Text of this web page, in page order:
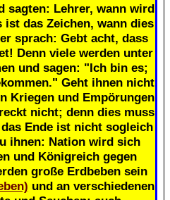
sagten: Lehrer, wann wird
ist das Zeichen, wann dies
sprach: Gebt acht, dass
Denn viele werden unter
und sagen: "Ich bin es;
Geht ihnen nicht
Kriegen und Empörungen
nicht; denn dies muss
Ende ist nicht sogleich
ihnen: Nation wird sich
und Königreich gegen
große Erdbeben sein
und an verschiedenen